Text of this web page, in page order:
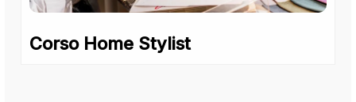
Corso Home Stylist